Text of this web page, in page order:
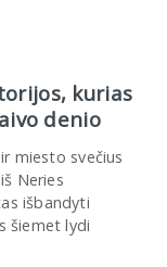
kurias
denio
miesto svečius
Neries
išbandyti
šiemet lydi